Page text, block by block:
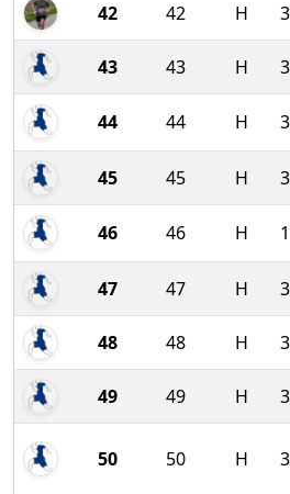
42 42 H
43 43 H
44 44 H
45 45 H
46 46 H
47 47 H
48 48 H
49 49 H
50 50 H